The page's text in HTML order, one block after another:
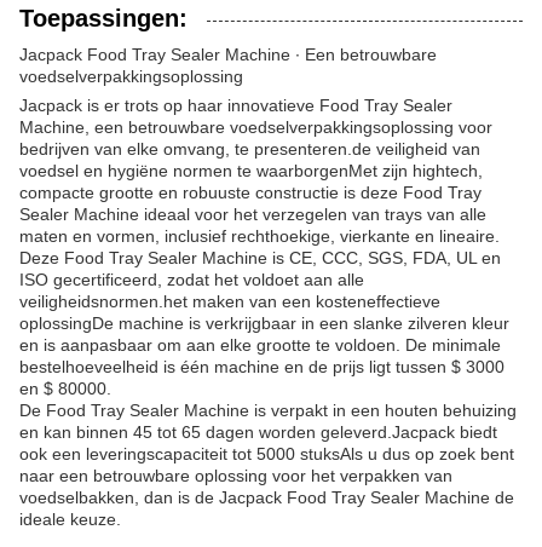
Toepassingen:
Jacpack Food Tray Sealer Machine ∙ Een betrouwbare
voedselverpakkingsoplossing
Jacpack is er trots op haar innovatieve Food Tray Sealer
Machine, een betrouwbare voedselverpakkingsoplossing voor
bedrijven van elke omvang, te presenteren.de veiligheid van
voedsel en hygiëne normen te waarborgenMet zijn hightech,
compacte grootte en robuuste constructie is deze Food Tray
Sealer Machine ideaal voor het verzegelen van trays van alle
maten en vormen, inclusief rechthoekige, vierkante en lineaire.
Deze Food Tray Sealer Machine is CE, CCC, SGS, FDA, UL en
ISO gecertificeerd, zodat het voldoet aan alle
veiligheidsnormen.het maken van een kosteneffectieve
oplossingDe machine is verkrijgbaar in een slanke zilveren kleur
en is aanpasbaar om aan elke grootte te voldoen. De minimale
bestelhoeveelheid is één machine en de prijs ligt tussen $ 3000
en $ 80000.
De Food Tray Sealer Machine is verpakt in een houten behuizing
en kan binnen 45 tot 65 dagen worden geleverd.Jacpack biedt
ook een leveringscapaciteit tot 5000 stuksAls u dus op zoek bent
naar een betrouwbare oplossing voor het verpakken van
voedselbakken, dan is de Jacpack Food Tray Sealer Machine de
ideale keuze.